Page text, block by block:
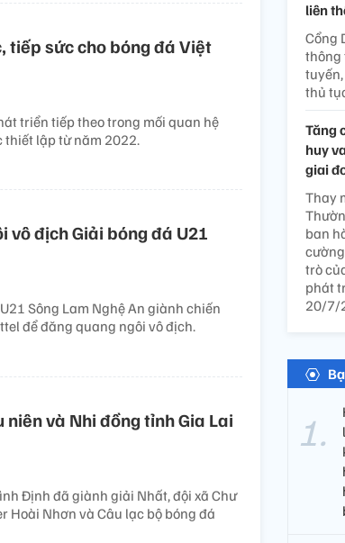
tiếp sức cho bóng đá Việt
triển tiếp theo trong mối quan hệ
thiết lập từ năm 2022.
vô địch Giải bóng đá U21
Sông Lam Nghệ An giành chiến
để đăng quang ngôi vô địch.
và Nhi đồng tỉnh Gia Lai
Định đã giành giải Nhất, đội xã Chư
Hoài Nhơn và Câu lạc bộ bóng đá
liên
Cổng
thông
thủ
Tăng
huy
giai
Thay
ban
trò
phát
20/7/